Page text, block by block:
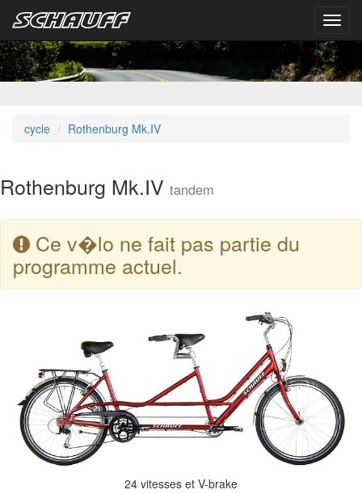
cycle Rothenburg Mk.IV
Rothenburg Mk.IV tandem
Ce v�lo ne fait pas partie du
programme actuel.
24 vitesses et V-brake